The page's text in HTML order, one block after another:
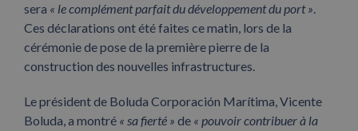
sera « le complément parfait du développement du port ».
Ces déclarations ont été faites ce matin, lors de la
cérémonie de pose de la première pierre de la
construction des nouvelles infrastructures.
Le président de Boluda Corporación Marítima, Vicente
Boluda, a montré « sa fierté » de « pouvoir contribuer à la